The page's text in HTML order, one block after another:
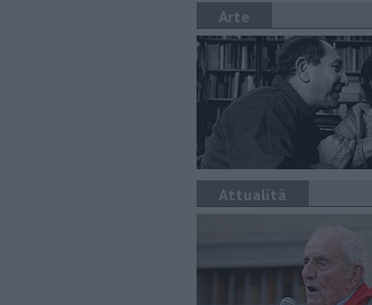
Arte
Attualità